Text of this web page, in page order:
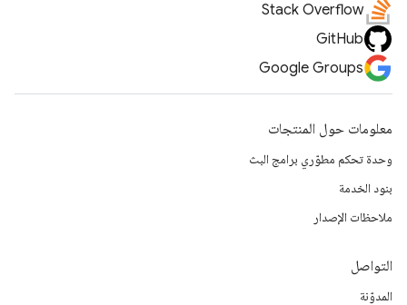
Stack Overflow
GitHub
Google Groups
معلومات حول المنتجات
وحدة تحكم مطوّري برامج البث
بنود الخدمة
ملاحظات الإصدار
التواصل
المدوّنة